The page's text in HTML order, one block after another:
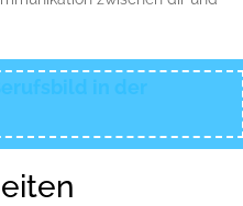
in der